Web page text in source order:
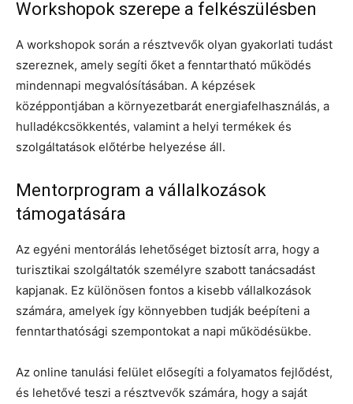
Workshopok szerepe a felkészülésben
A workshopok során a résztvevők olyan gyakorlati tudást
szereznek, amely segíti őket a fenntartható működés
mindennapi megvalósításában. A képzések
középpontjában a környezetbarát energiafelhasználás, a
hulladékcsökkentés, valamint a helyi termékek és
szolgáltatások előtérbe helyezése áll.
Mentorprogram a vállalkozások
támogatására
Az egyéni mentorálás lehetőséget biztosít arra, hogy a
turisztikai szolgáltatók személyre szabott tanácsadást
kapjanak. Ez különösen fontos a kisebb vállalkozások
számára, amelyek így könnyebben tudják beépíteni a
fenntarthatósági szempontokat a napi működésükbe.
Az online tanulási felület elősegíti a folyamatos fejlődést,
és lehetővé teszi a résztvevők számára, hogy a saját